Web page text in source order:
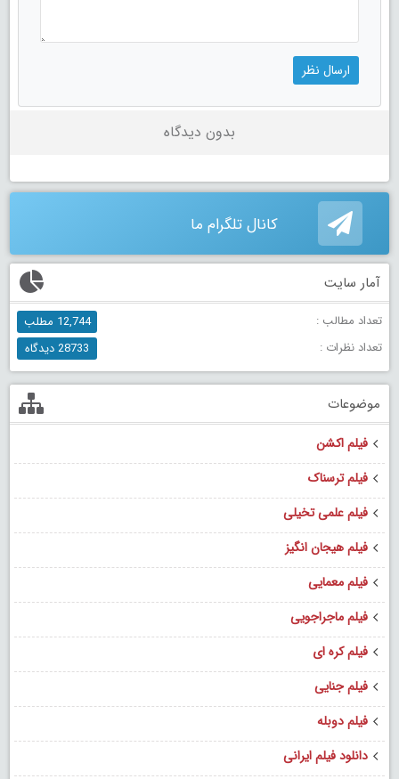
بدون دیدگاه
کانال تلگرام ما
آمار سایت
تعداد مطالب :
12,744 مطلب
تعداد نظرات :
28733 دیدگاه
موضوعات
فیلم اکشن
فیلم ترسناک
فیلم علمی تخیلی
فیلم هیجان انگیز
فیلم معمایی
فیلم ماجراجویی
فیلم کره ای
فیلم جنایی
فیلم دوبله
دانلود فیلم ایرانی